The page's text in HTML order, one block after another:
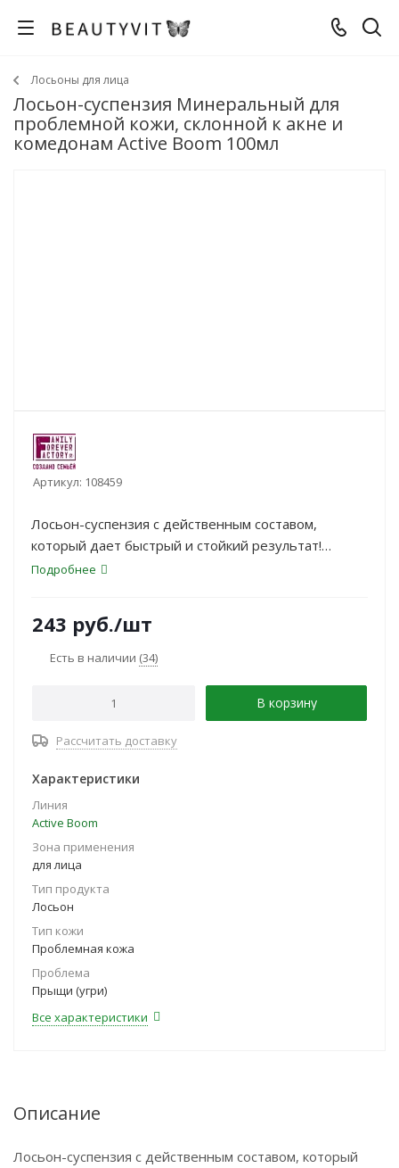
Лосьоны для лица
Лосьон-суспензия Минеральный для
проблемной кожи, склонной к акне и
комедонам Active Boom 100мл
Артикул: 108459
Лосьон-суспензия с действенным составом,
который дает быстрый и стойкий результат!
Эффективно борется с акне и постакне , помогает
формирует защитный барьер.
Подробнее
243 руб./шт
Есть в наличии (34)
В корзину
Рассчитать доставку
Характеристики
Линия
Active Boom
Зона применения
для лица
Тип продукта
Лосьон
Тип кожи
Проблемная кожа
Проблема
Прыщи (угри)
Все характеристики
Описание
Лосьон-суспензия с действенным составом, который